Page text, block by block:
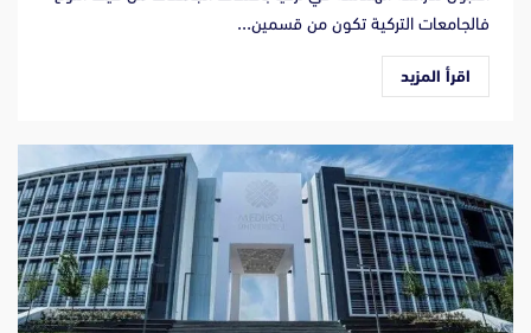
فالجامعات التركية تكون من قسمين...
اقرأ المزيد